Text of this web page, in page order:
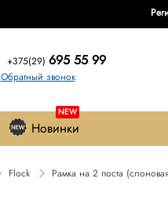
+375(29) 695 55 99
Обратный звонок
NEW
Новинки
Flock Рамка на 2 поста